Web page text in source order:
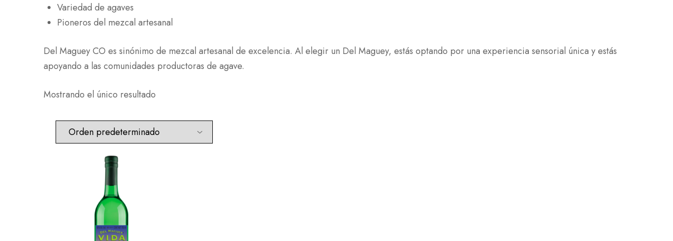
Variedad de agaves
Pioneros del mezcal artesanal
Del Maguey CO es sinónimo de mezcal artesanal de excelencia. Al elegir un Del Maguey, estás optando por una experiencia sensorial única y estás
apoyando a las comunidades productoras de agave.
Mostrando el único resultado